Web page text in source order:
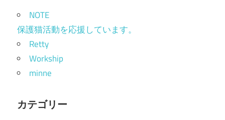
NOTE
保護猫活動を応援しています。
Retty
Workship
minne
カテゴリー